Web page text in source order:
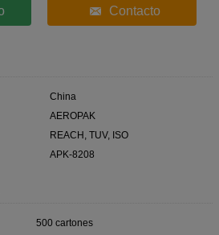
Contacto
China
AEROPAK
REACH, TUV, ISO
APK-8208
500 cartones